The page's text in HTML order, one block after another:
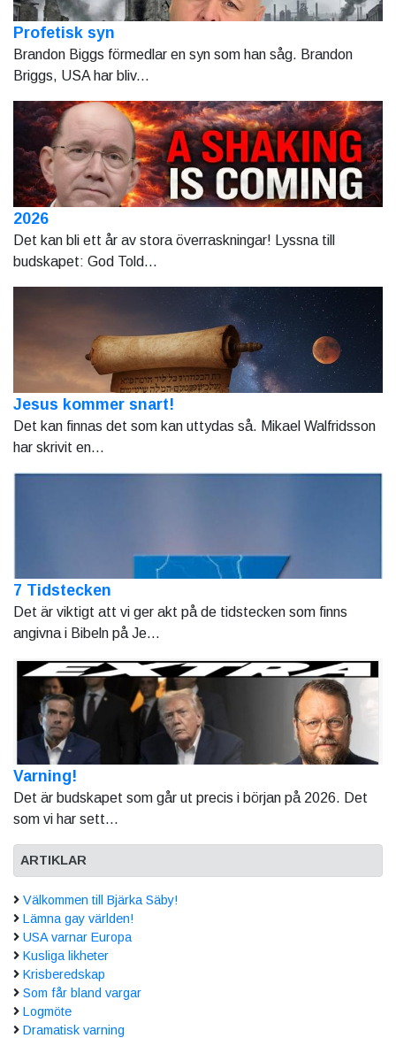
Profetisk syn
Brandon Biggs förmedlar en syn som han såg. Brandon
Briggs, USA har bliv...
2026
Det kan bli ett år av stora överraskningar! Lyssna till
budskapet: God Told...
Jesus kommer snart!
Det kan finnas det som kan uttydas så. Mikael Walfridsson
har skrivit en...
7 Tidstecken
Det är viktigt att vi ger akt på de tidstecken som finns
angivna i Bibeln på Je...
Varning!
Det är budskapet som går ut precis i början på 2026. Det
som vi har sett...
ARTIKLAR
Välkommen till Bjärka Säby!
Lämna gay världen!
USA varnar Europa
Kusliga likheter
Krisberedskap
Som får bland vargar
Logmöte
Dramatisk varning